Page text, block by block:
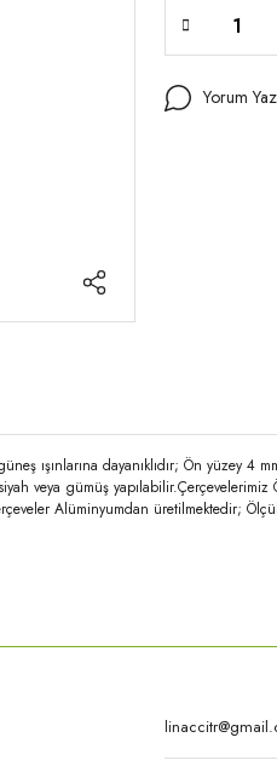
Yorum Yaz
ışınlarına dayanıklıdır; Ön yüzey
gümüş yapılabilir.Çerçevelerimiz
Alüminyumdan üretilmektedir;